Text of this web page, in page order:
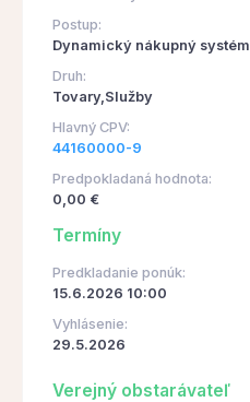
Postup:
Dynamický nákupný systém
Druh:
Tovary,Služby
Hlavný CPV:
44160000-9
Predpokladaná hodnota:
0,00 €
Termíny
Predkladanie ponúk:
15.6.2026 10:00
Vyhlásenie:
29.5.2026
Verejný obstarávateľ